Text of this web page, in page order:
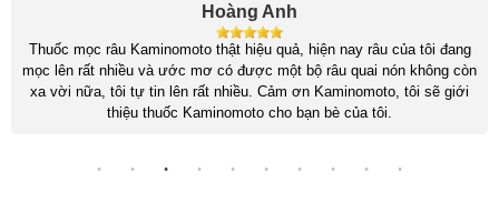
Hoàng Anh
Thuốc mọc râu Kaminomoto thật hiệu quả, hiện nay râu của tôi đang
mọc lên rất nhiều và ước mơ có được một bộ râu quai nón không còn
xa vời nữa, tôi tự tin lên rất nhiều. Cảm ơn Kaminomoto, tôi sẽ giới
thiệu thuốc Kaminomoto cho bạn bè của tôi.